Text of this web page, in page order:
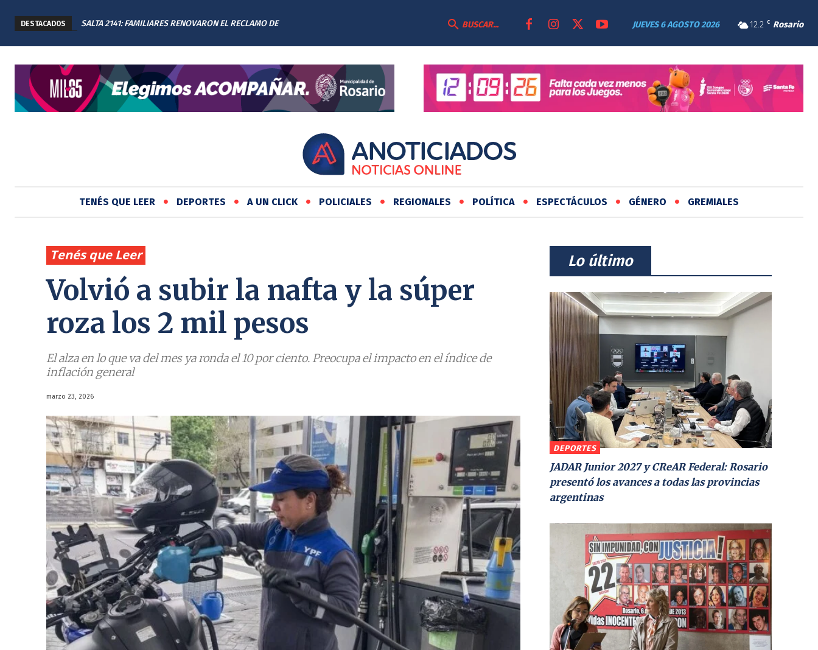
DESTACADOS
SALTA 2141: FAMILIARES RENOVARON EL RECLAMO DE
12.2 C Rosario
JUEVES 6 AGOSTO 2026
BUSCAR...
TENÉS QUE LEER DEPORTES A UN CLICK POLICIALES REGIONALES POLÍTICA ESPECTÁCULOS GÉNERO GREMIALES
Tenés que Leer
Volvió a subir la nafta y la súper
roza los 2 mil pesos
El alza en lo que va del mes ya ronda el 10 por ciento. Preocupa el impacto en el índice de
inflación general
marzo 23, 2026
⠀Lo último⠀
DEPORTES
JADAR Junior 2027 y CReAR Federal: Rosario
presentó los avances a todas las provincias
argentinas